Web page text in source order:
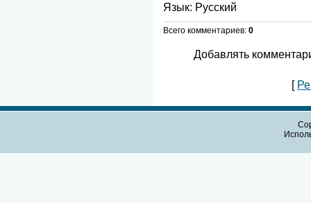
Язык: Русский
Всего комментариев: 0
Добавлять
[